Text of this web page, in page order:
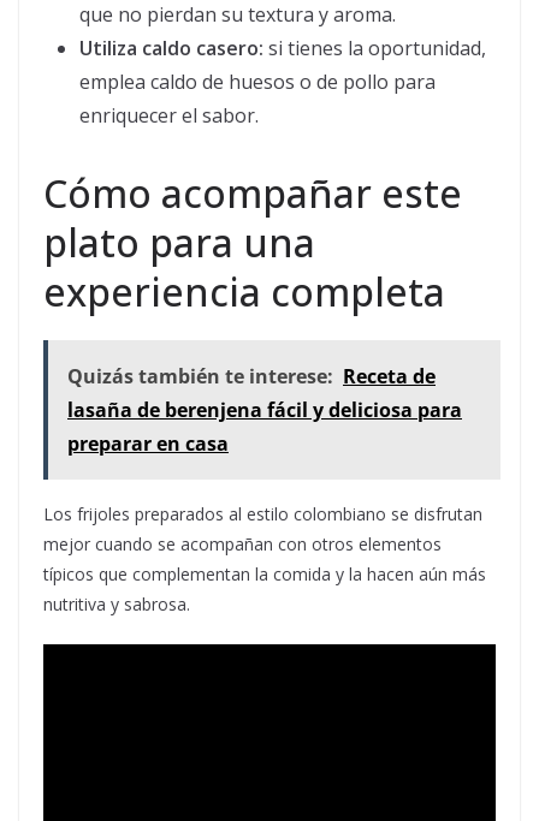
que no pierdan su textura y aroma.
Utiliza caldo casero: si tienes la oportunidad,
emplea caldo de huesos o de pollo para
enriquecer el sabor.
Cómo acompañar este
plato para una
experiencia completa
Quizás también te interese: Receta de
lasaña de berenjena fácil y deliciosa para
preparar en casa
Los frijoles preparados al estilo colombiano se disfrutan
mejor cuando se acompañan con otros elementos
típicos que complementan la comida y la hacen aún más
nutritiva y sabrosa.